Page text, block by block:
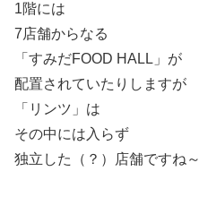
1階には
7店舗からなる
「すみだFOOD HALL」が
配置されていたりしますが
「リンツ」は
その中には入らず
独立した（？）店舗ですね～